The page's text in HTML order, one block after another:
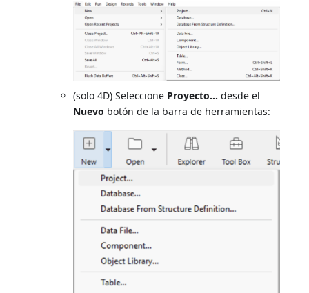
(solo 4D) Seleccione Proyecto... desde el
Nuevo botón de la barra de herramientas: